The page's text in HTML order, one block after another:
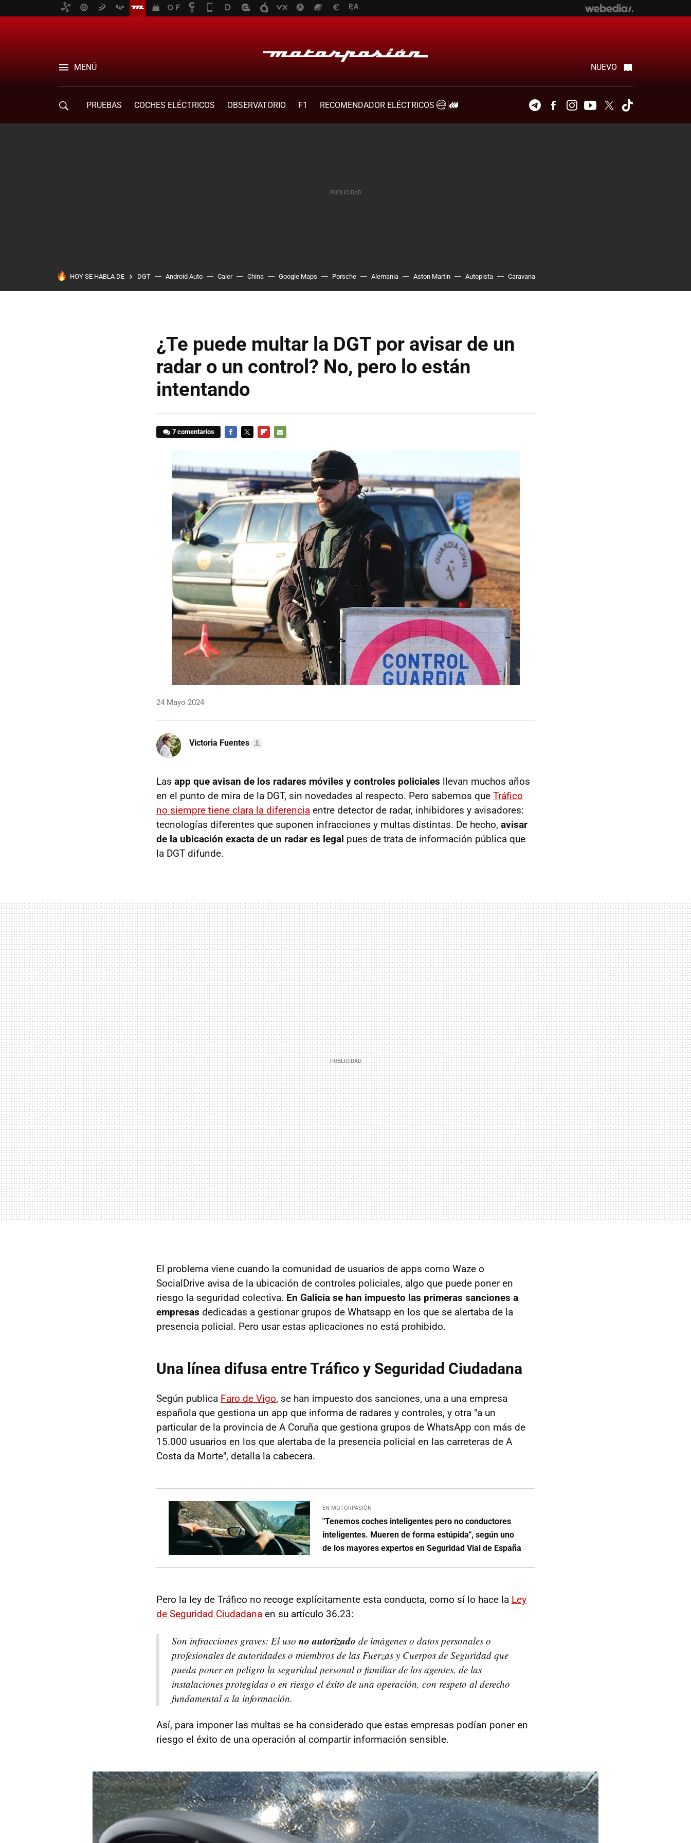
MENÚ NUEVO
PRUEBAS COCHES ELÉCTRICOS OBSERVATORIO F1
RECOMENDADOR ELÉCTRICOS
TelegramFacebookInstagramYoutubeTwitter
HOY SE HABLA DE DGT Android Auto Calor China Google Maps Porsche Alemania Aston Martin Autopista Caravana
¿Te puede multar la DGT por avisar de un
radar o un control? No, pero lo están
intentando
7 comentarios
24 Mayo 2024
Victoria Fuentes
Las app que avisan de los radares móviles y controles policiales llevan muchos años
en el punto de mira de la DGT, sin novedades al respecto. Pero sabemos que Tráfico
no siempre tiene clara la diferencia entre detector de radar, inhibidores y avisadores:
tecnologías diferentes que suponen infracciones y multas distintas. De hecho, avisar
de la ubicación exacta de un radar es legal pues de trata de información pública que
la DGT difunde.
El problema viene cuando la comunidad de usuarios de apps como Waze o
SocialDrive avisa de la ubicación de controles policiales, algo que puede poner en
riesgo la seguridad colectiva. En Galicia se han impuesto las primeras sanciones a
empresas dedicadas a gestionar grupos de Whatsapp en los que se alertaba de la
presencia policial. Pero usar estas aplicaciones no está prohibido.
Una línea difusa entre Tráfico y Seguridad Ciudadana
Según publica Faro de Vigo, se han impuesto dos sanciones, una a una empresa
española que gestiona un app que informa de radares y controles, y otra "a un
particular de la provincia de A Coruña que gestiona grupos de WhatsApp con más de
15.000 usuarios en los que alertaba de la presencia policial en las carreteras de A
Costa da Morte", detalla la cabecera.
EN MOTORPASIÓN
"Tenemos coches inteligentes pero no conductores
inteligentes. Mueren de forma estúpida", según uno
de los mayores expertos en Seguridad Vial de España
Pero la ley de Tráfico no recoge explícitamente esta conducta, como sí lo hace la Ley
de Seguridad Ciudadana en su artículo 36.23:
Son infracciones graves: El uso no autorizado de imágenes o datos personales o
profesionales de autoridades o miembros de las Fuerzas y Cuerpos de Seguridad que
pueda poner en peligro la seguridad personal o familiar de los agentes, de las
instalaciones protegidas o en riesgo el éxito de una operación, con respeto al derecho
fundamental a la información.
Así, para imponer las multas se ha considerado que estas empresas podían poner en
riesgo el éxito de una operación al compartir información sensible.